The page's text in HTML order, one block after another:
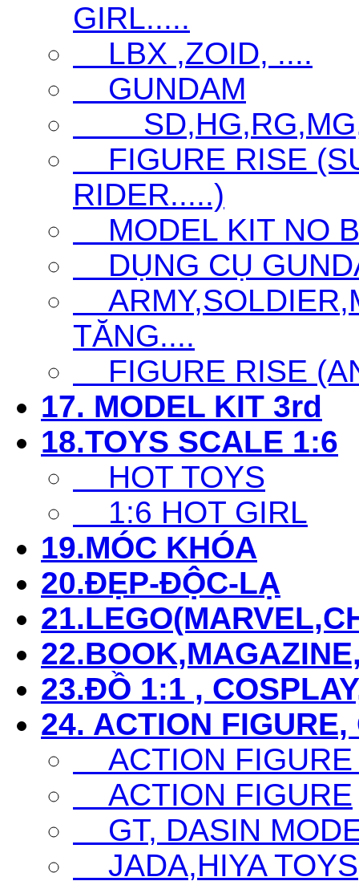
GIRL.....
LBX ,ZOID, ....
GUNDAM
FIGURE RISE
RIDER.....)
MODEL KIT NO
DỤNG CỤ
TĂNG....
FIGURE RISE
17. MODEL KIT 3rd
18.TOYS SCALE 1:6
HOT TOYS
1:6 HOT GIRL
19.MÓC KHÓA
20.ĐẸP-ĐỘC-LẠ
23.ĐỒ 1:1 ,
24. ACTION
ACTION
ACTION FIGURE
GT, DASIN
JADA,HIYA TOYS